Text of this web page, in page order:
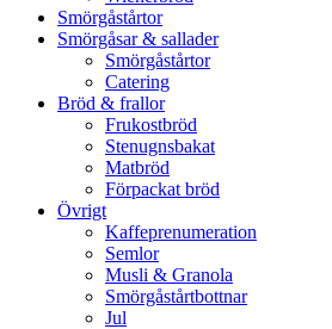
Smörgåstårtor
Smörgåsar & sallader
Smörgåstårtor
Catering
Bröd & frallor
Frukostbröd
Stenugnsbakat
Matbröd
Förpackat bröd
Övrigt
Kaffeprenumeration
Semlor
Musli & Granola
Smörgåstårtbottnar
Jul